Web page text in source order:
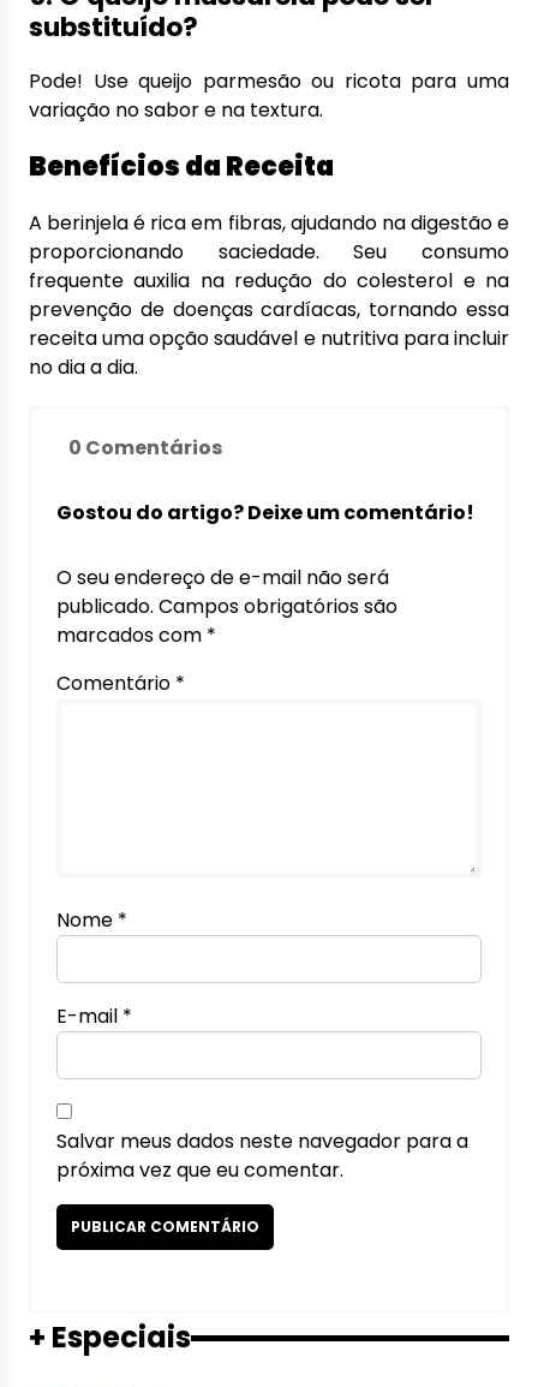
substituído?
Pode! Use queijo parmesão ou ricota para uma
variação no sabor e na textura.
Benefícios da Receita
A berinjela é rica em fibras, ajudando na digestão e
proporcionando saciedade. Seu consumo
frequente auxilia na redução do colesterol e na
prevenção de doenças cardíacas, tornando essa
receita uma opção saudável e nutritiva para incluir
no dia a dia.
0 Comentários
Gostou do artigo? Deixe um comentário!
O seu endereço de e-mail não será
publicado. Campos obrigatórios são
marcados com *
Comentário *
Nome *
E-mail *
Salvar meus dados neste navegador para a
próxima vez que eu comentar.
+ Especiais